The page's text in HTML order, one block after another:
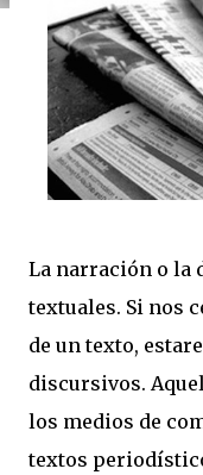
La narración o la
textuales. Si nos
de un texto,
discursivos.
los medios de
textos